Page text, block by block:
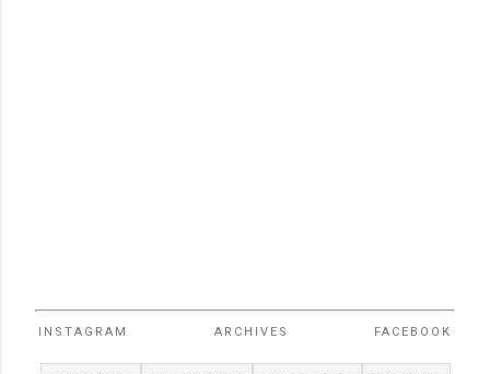
INSTAGRAM ARCHIVES FACEBOOK